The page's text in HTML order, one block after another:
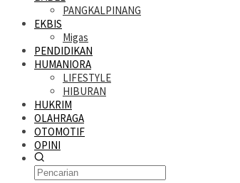
PANGKALPINANG
EKBIS
Migas
PENDIDIKAN
HUMANIORA
LIFESTYLE
HIBURAN
HUKRIM
OLAHRAGA
OTOMOTIF
OPINI